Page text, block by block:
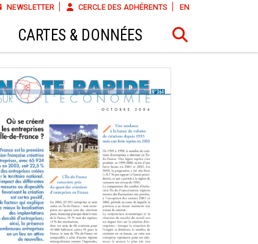
NEWSLETTER CERCLE DES ADHÉRENTS EN
CARTES & DONNÉES